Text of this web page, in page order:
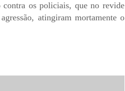
contra os policiais, que no revide
atingiram mortamente o